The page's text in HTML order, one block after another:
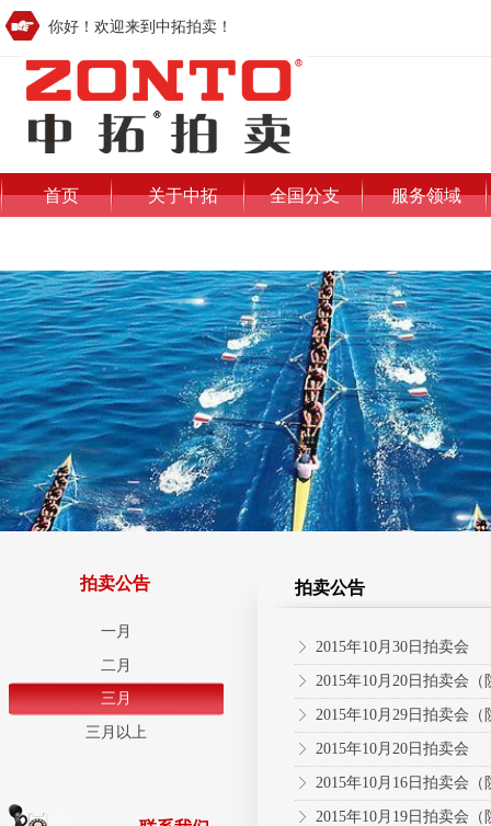
你好！欢迎来到中拓拍卖！
首页 关于中拓 全国分支 服务领域
拍卖公告
一月
二月
三月
三月以上
拍卖公告
ꁕ 2015年10月30日拍卖会
ꁕ 2015年10月20日拍卖会（
ꁕ 2015年10月29日拍卖会（
ꁕ 2015年10月20日拍卖会
ꁕ 2015年10月16日拍卖会（
ꁕ 2015年10月19日拍卖会（